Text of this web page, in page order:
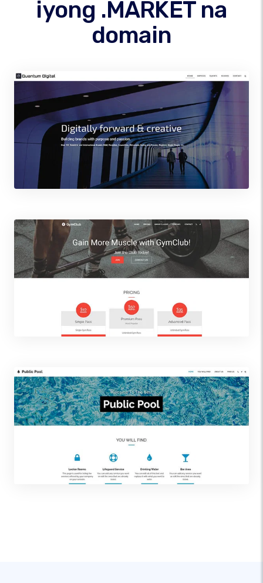
iyong .MARKET na
domain